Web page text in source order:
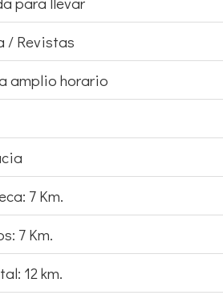
/ Revistas
amplio horario
7 Km.
7 Km.
12 km.